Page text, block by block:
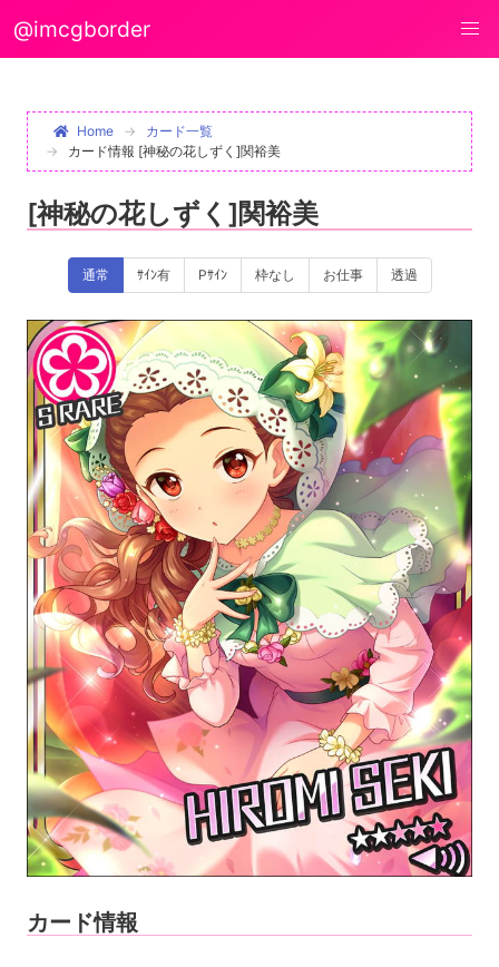
@imcgborder
Home
カード一覧
カード情報 [神秘の花しずく]関裕美
[神秘の花しずく]関裕美
通常 ｻｲﾝ有 Pｻｲﾝ 枠なし お仕事 透過
カード情報